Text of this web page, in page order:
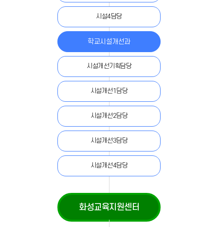
시설4담당
학교시설개선과
시설개선기획담당
시설개선1담당
시설개선2담당
시설개선3담당
시설개선4담당
화성교육지원센터